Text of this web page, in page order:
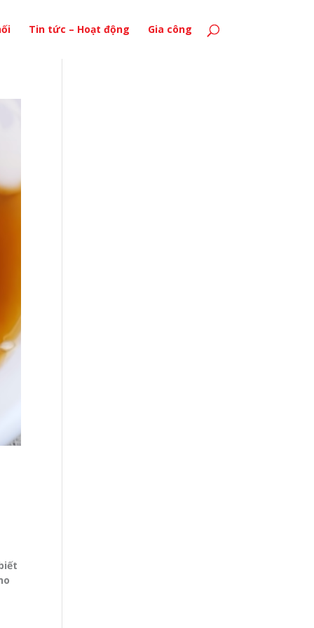
Tin tức – Hoạt động Gia công